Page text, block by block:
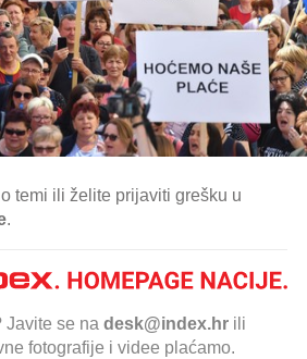
temi ili želite prijaviti grešku u
.
Javite se na desk@index.hr ili
fotografije i videe plaćamo.